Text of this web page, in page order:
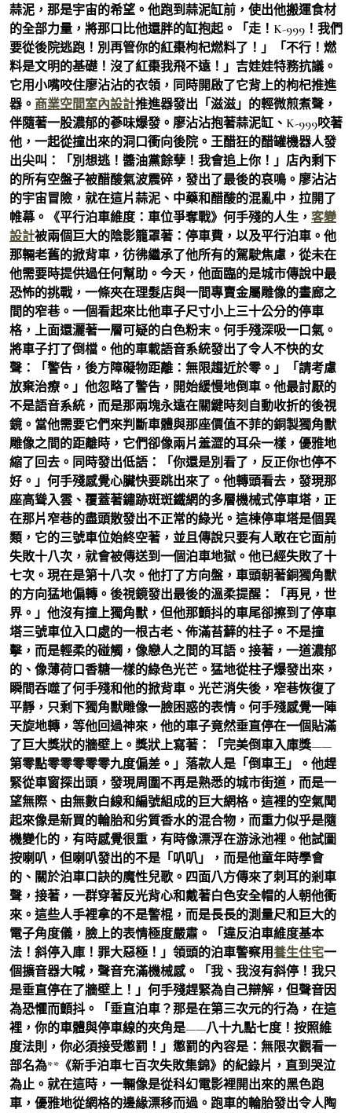
蒜泥，那是宇宙的希望。他跑到蒜泥缸前，使出他搬運食材
的全部力量，將那口比他還胖的缸抱起。「走！K-999！我們
要從後院逃跑！別再管你的紅棗枸杞燃料了！」「不行！燃
料是文明的基礎！沒了紅棗我飛不遠！」吉娃娃特務抗議。
它用小嘴咬住廖沾沾的衣領，同時開啟了它背上的枸杞推進
器。 商業空間室內設計推進器發出「滋滋」的輕微煎煮聲，
伴隨著一股濃郁的蔘味爆發。廖沾沾抱著蒜泥缸、K-999咬著
他，一起從撞出來的洞口衝向後院。王醋狂的醋罐機器人發
出尖叫：「別想逃！醬油黨餘孽！我會追上你！」店內剩下
的所有空盤子被醋酸氣波震碎，發出了最後的哀鳴。廖沾沾
的宇宙冒險，就在這片蒜泥、中藥和醋酸的混亂中，拉開了
帷幕。《平行泊車維度：車位爭奪戰》何手殘的人生， 客變
設計被兩個巨大的陰影籠罩著：停車費，以及平行泊車。他
那輛老舊的掀背車，彷彿繼承了他所有的駕駛焦慮，從未在
他需要時提供過任何幫助。今天，他面臨的是城市傳說中最
恐怖的挑戰，一條夾在理髮店與一間專賣金屬雕像的畫廊之
間的窄巷。一個看起來比他車子尺寸小上三十公分的停車
格，上面還灑著一層可疑的白色粉末。何手殘深吸一口氣。
將車子打了倒檔。他的車載語音系統發出了令人不快的女
聲：「警告，後方障礙物距離：無限趨近於零。」「請考慮
放棄治療。」他忽略了警告，開始緩慢地倒車。他最討厭的
不是語音系統，而是那兩塊永遠在關鍵時刻自動收折的後視
鏡。當他需要它們來判斷車體與那座價值不菲的銅製獨角獸
雕像之間的距離時，它們卻像兩片羞澀的耳朵一樣，優雅地
縮了回去。同時發出低語：「你還是別看了，反正你也停不
好。」何手殘感覺心臟快要跳出來了。他轉頭看去，發現那
座高聳入雲、覆蓋著鏽跡斑斑鐵網的多層機械式停車塔，正
在那片窄巷的盡頭散發出不正常的綠光。這棟停車塔是個異
類，它的三號車位始終空著，並且傳說只要有人敢在它面前
失敗十八次，就會被傳送到一個泊車地獄。他已經失敗了十
七次。現在是第十八次。他打了方向盤，車頭朝著銅獨角獸
的方向猛地偏轉。後視鏡發出最後的溫柔提醒：「再見，世
界。」他沒有撞上獨角獸，但他那顫抖的車尾卻擦到了停車
塔三號車位入口處的一根古老、佈滿苔蘚的柱子。不是撞
擊，而是輕柔的碰觸，像戀人之間的耳語。接著，一道濃郁
的、像薄荷口香糖一樣的綠色光芒。猛地從柱子爆發出來，
瞬間吞噬了何手殘和他的掀背車。光芒消失後，窄巷恢復了
平靜，只剩下獨角獸雕像一臉困惑的表情。何手殘感覺一陣
天旋地轉，等他回過神來，他的車子竟然垂直停在一個貼滿
了巨大獎狀的牆壁上。獎狀上寫著：「完美倒車入庫獎——
第零點零零零零零九度偏差。」落款人是「倒車王」。他趕
緊從車窗探出頭，發現周圍不再是熟悉的城市街道，而是一
望無際、由無數白線和編號組成的巨大網格。這裡的空氣聞
起來像是新買的輪胎和劣質香水的混合物，而重力似乎是隨
機變化的，有時感覺很重，有時像漂浮在游泳池裡。他試圖
按喇叭，但喇叭發出的不是「叭叭」，而是他童年時學會
的、關於泊車口訣的魔性兒歌。四面八方傳來了刺耳的剎車
聲，接著，一群穿著反光背心和戴著白色安全帽的人朝他衝
來。這些人手裡拿的不是警棍，而是長長的測量尺和巨大的
電子角度儀，臉上的表情極度嚴肅。「違反泊車維度基本
法！斜停入庫！罪大惡極！」領頭的泊車警察用養生住宅一
個擴音器大喊，聲音充滿機械感。「我、我沒有斜停！我只
是垂直停在了牆壁上！」何手殘趕緊為自己辯解，但聲音因
為恐懼而顫抖。「垂直泊車？那是在第三次元的行為，在這
裡，你的車體與停車線的夾角是——八十九點七度！按照維
度法則，你必須接受懲罰！」懲罰的內容是：無限次觀看一
部名為**《新手泊車七百次失敗集錦》的紀錄片，直到哭泣
為止。就在這時，一輛像是從科幻電影裡開出來的黑色跑
車，優雅地從網格的邊緣漂移而過。跑車的輪胎發出令人陶